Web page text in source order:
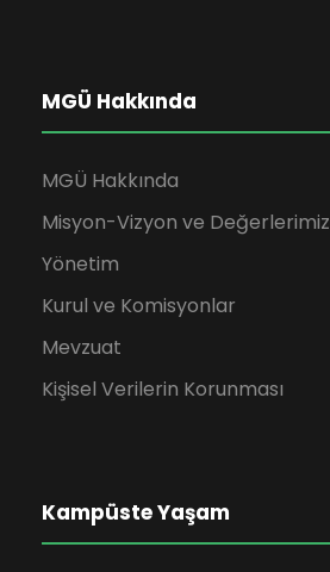
MGÜ Hakkında
MGÜ Hakkında
Misyon-Vizyon ve Değerlerimiz
Yönetim
Kurul ve Komisyonlar
Mevzuat
Kişisel Verilerin Korunması
Kampüste Yaşam